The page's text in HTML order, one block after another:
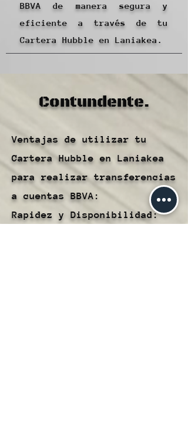
BBVA de manera segura y
eficiente a través de tu
Cartera Hubble en Laniakea.
Contundente.
Ventajas de utilizar tu
Cartera Hubble en Laniakea
para realizar transferencias
a cuentas BBVA:
Rapidez y Disponibilidad: